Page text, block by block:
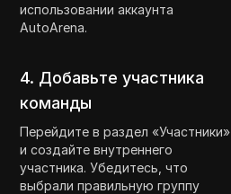
использовании аккаунта
AutoArena.
4. Добавьте участника
команды
Перейдите в раздел «Участники»
и создайте внутреннего
участника. Убедитесь, что
выбрали правильную группу